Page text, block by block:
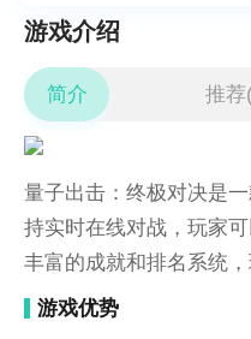
游戏介绍
简介 推荐
量子出击：终极对决是
持实时在线对战，玩家
丰富的成就和排名系统
游戏优势